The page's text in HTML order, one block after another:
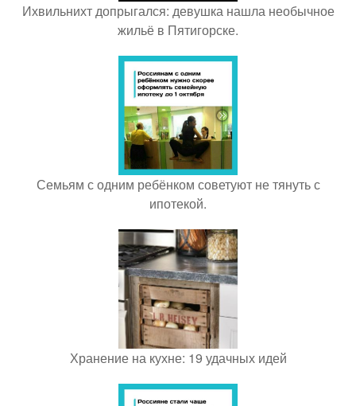
Ихвильнихт допрыгался: девушка нашла необычное
жильё в Пятигорске.
Семьям с одним ребёнком советуют не тянуть с
ипотекой.
Хранение на кухне: 19 удачных идей